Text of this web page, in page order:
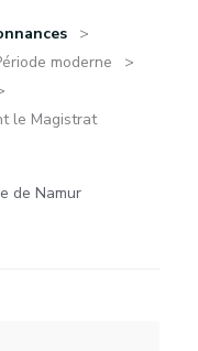
moderne
le Magistrat
de Namur